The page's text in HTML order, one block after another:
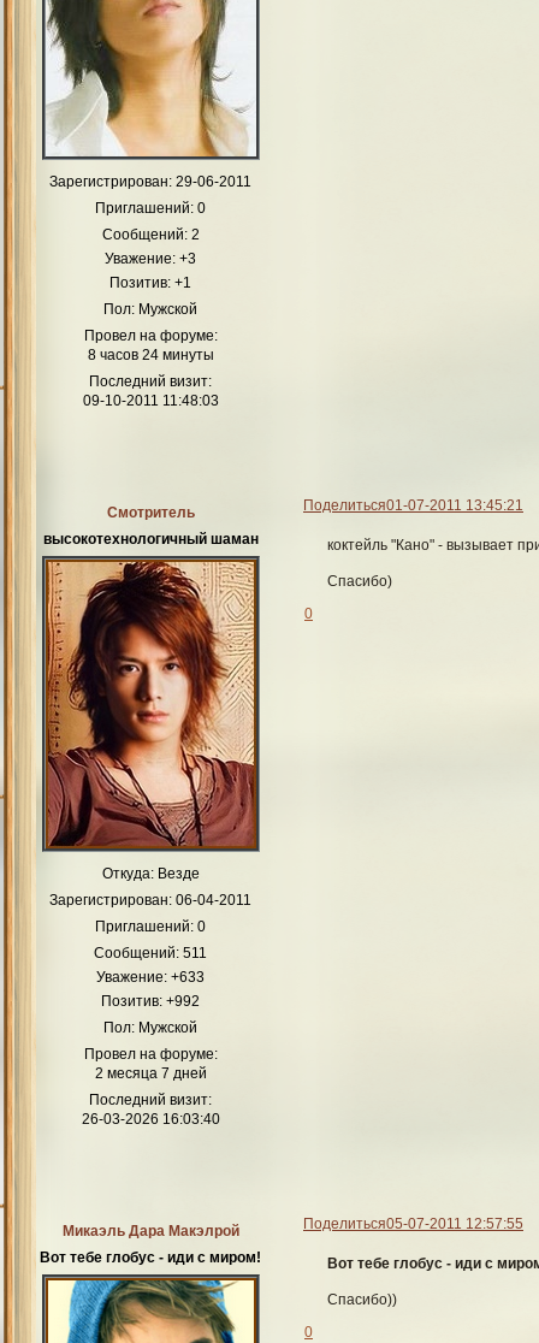
Зарегистрирован: 29-06-2011
Приглашений: 0
Сообщений:2
Уважение: +3
Позитив: +1
Пол: Мужской
Провел на форуме:
8 часов 24 минуты
Последний визит:
09-10-2011 11:48:03
Поделиться01-07-2011 13:45:21
Смотритель
высокотехнологичный шаман
Откуда:Везде
Зарегистрирован: 06-04-2011
Приглашений: 0
Сообщений: 511
Уважение: +633
Позитив: +992
Пол: Мужской
Провел на форуме:
2 месяца 7 дней
Последний визит:
26-03-2026 16:03:40
коктейль "Кано" - вызывает
Спасибо)
0
Поделиться05-07-2011 12:57:55
Микаэль Дара Макэлрой
Вот тебе глобус - иди с миром!
Вот тебе глобус - иди с
Спасибо))
0